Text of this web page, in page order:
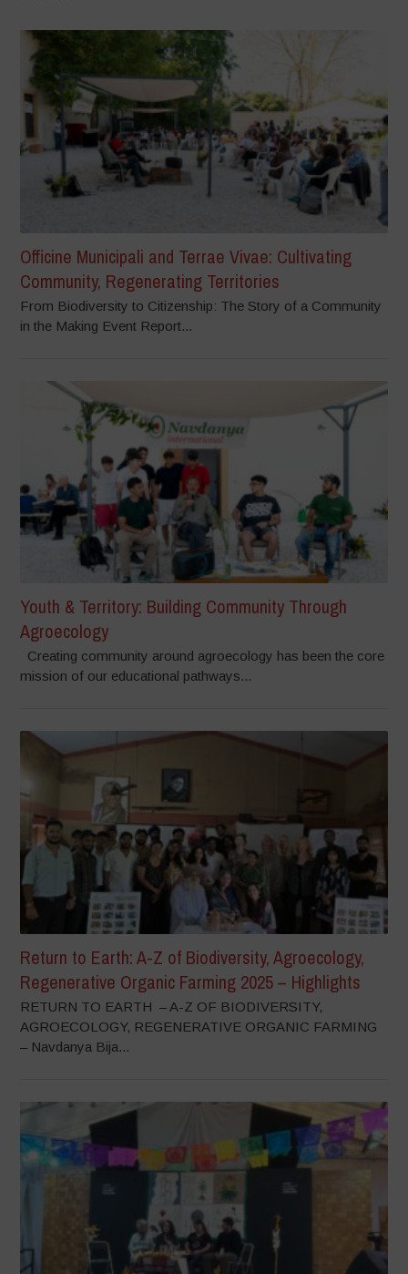
Officine Municipali and Terrae Vivae: Cultivating
Community, Regenerating Territories
From Biodiversity to Citizenship: The Story of a Community
in the Making Event Report...
Youth & Territory: Building Community Through
Agroecology
Creating community around agroecology has been the core
mission of our educational pathways...
Return to Earth: A-Z of Biodiversity, Agroecology,
Regenerative Organic Farming 2025 – Highlights
RETURN TO EARTH – A-Z OF BIODIVERSITY,
AGROECOLOGY, REGENERATIVE ORGANIC FARMING
– Navdanya Bija...